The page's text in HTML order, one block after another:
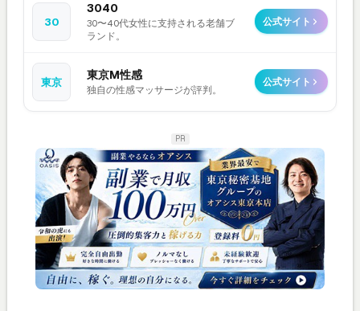
30
3040
30〜40代女性に支持される老舗ブ
ランド。
公式サイト
東京 東京M性感
独自の性感マッサージが評判。
公式サイト
PR